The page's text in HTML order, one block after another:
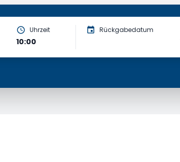
Uhrzeit
10:00
Rückgabedatum